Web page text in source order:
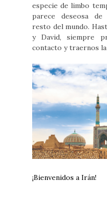
especie de limbo
parece deseosa
resto del mundo.
y David, siempre
contacto y traernos
¡Bienvenidos a Irán!